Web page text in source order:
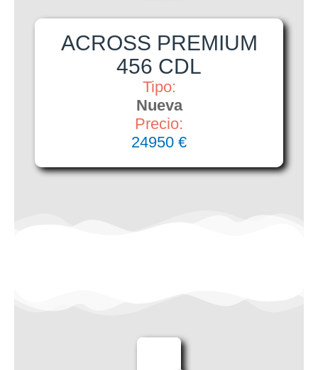
ACROSS PREMIUM
456 CDL
Tipo:
Nueva
Precio:
24950 €